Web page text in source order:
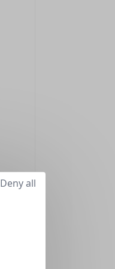
Deny all